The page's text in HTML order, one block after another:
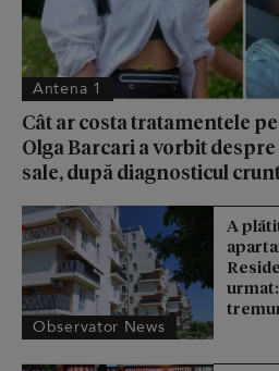
Antena 1
Cât ar costa tratamentele
Olga Barcari a vorbit
sale, după diagnosticul
Observator News
A